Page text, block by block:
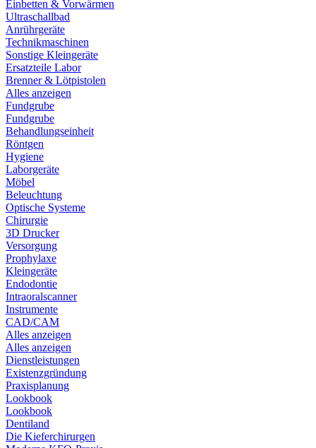
Einbetten & Vorwärmen
Ultraschallbad
Anrührgeräte
Technikmaschinen
Sonstige Kleingeräte
Ersatzteile Labor
Brenner & Lötpistolen
Alles anzeigen
Fundgrube
Fundgrube
Behandlungseinheit
Röntgen
Hygiene
Laborgeräte
Möbel
Beleuchtung
Optische Systeme
Chirurgie
3D Drucker
Versorgung
Prophylaxe
Kleingeräte
Endodontie
Intraoralscanner
Instrumente
CAD/CAM
Alles anzeigen
Alles anzeigen
Dienstleistungen
Existenzgründung
Praxisplanung
Lookbook
Lookbook
Dentiland
Die Kieferchirurgen